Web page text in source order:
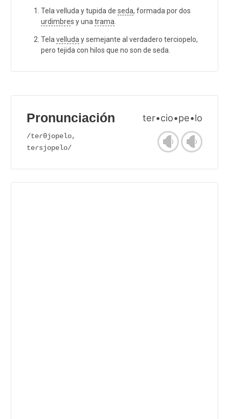
Tela velluda y tupida de seda, formada por dos
urdimbres y una trama
Tela velluda y semejante al verdadero terciopelo,
pero tejida con hilos que no son de seda.
Pronunciación ter•cio•pe•lo
/teɾθjopelo,
teɾsjopelo/